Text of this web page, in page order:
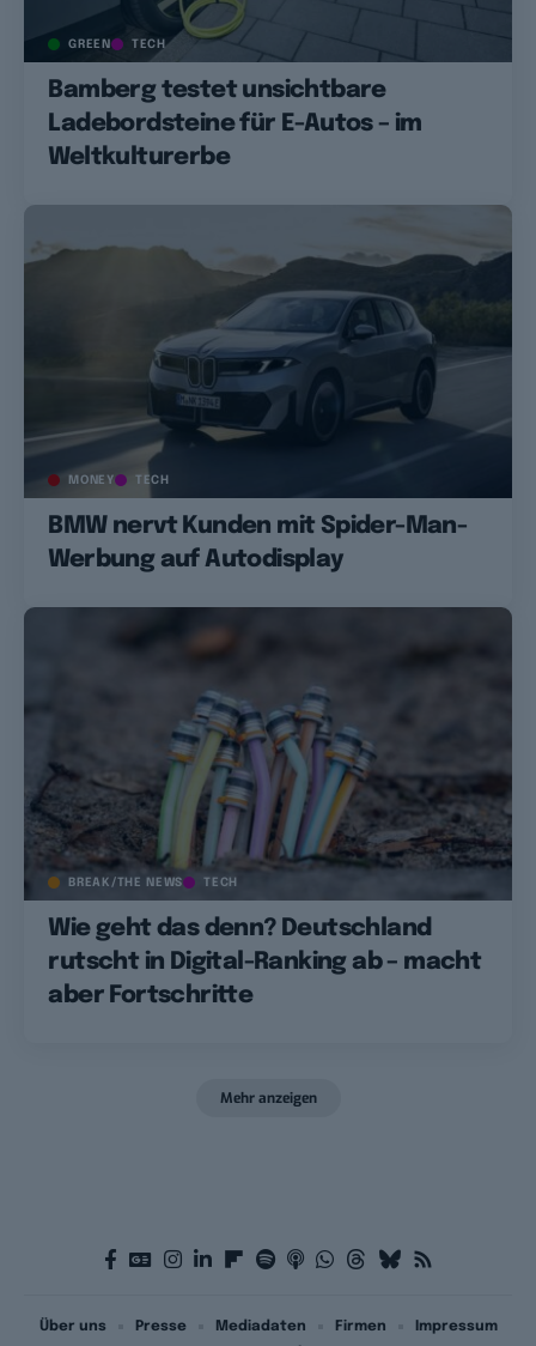
GREEN TECH
Bamberg testet unsichtbare
Ladebordsteine für E-Autos – im
Weltkulturerbe
MONEY TECH
BMW nervt Kunden mit Spider-Man-
Werbung auf Autodisplay
BREAK/THE NEWS TECH
Wie geht das denn? Deutschland
rutscht in Digital-Ranking ab – macht
aber Fortschritte
Mehr anzeigen
Über uns Presse Mediadaten Firmen
Impressum